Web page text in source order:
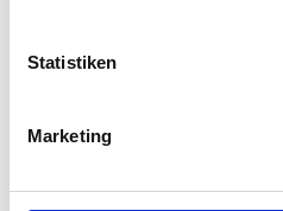
Statistiken
Marketing